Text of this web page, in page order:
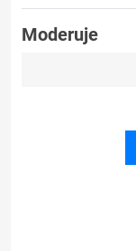
Moderuje